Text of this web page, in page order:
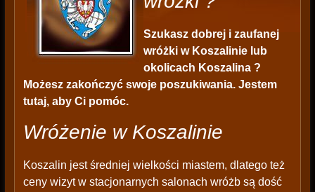
Szukasz dobrej i zaufanej
wróżki w Koszalinie lub
okolicach Koszalina ?
Możesz zakończyć swoje poszukiwania. Jestem
tutaj, aby Ci pomóc.
Wróżenie w Koszalinie
Koszalin jest średniej wielkości miastem, dlatego też
ceny wizyt w stacjonarnych salonach wróżb są dość